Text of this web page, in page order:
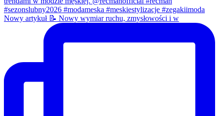
Nowy artykuł 📝 Nowy wymiar ruchu, zmysłowości i w